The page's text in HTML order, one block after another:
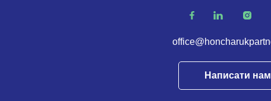
Написати нам